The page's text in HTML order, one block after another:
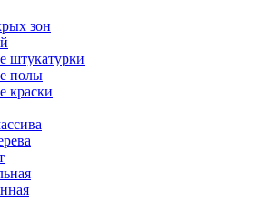
зон
штукатурки
полы
краски